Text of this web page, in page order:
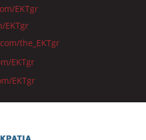
EKTgr
EKTgr
the_EKTgr
EKTgr
EKTgr